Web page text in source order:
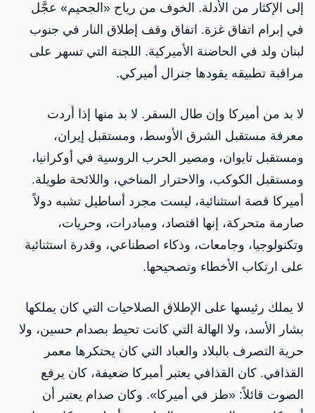
إلى الإكثار من الأدلة. الخوف من رياح «الجحيم» عجَّل
في إبرام اتفاق غزة. اتفاق وقف إطلاق النار في جنوب
لبنان ولد في الحاضنة الأميركية. اللجنة التي تسهر على
مراقبة تطبيقه يقودها جنرال أميركي.
لا بد من أميركا وإن طال السفر. لا بد منها إذا أردت
معرفة مستقبل الشرق الأوسط، ومستقبل إيران،
ومستقبل تايوان، ومصير الحرب الروسية في أوكرانيا،
ومستقبل الكوكب، والاحترار المناخي، واللائحة طويلة.
أميركا قصة استثنائية، ليست مجرد أساطيل تشبه دولاً
صارمة متحركة، إنها اقتصاد، ومبادرات، وحريات،
وتكنولوجيا، وجامعات، وذكاء اصطناعي، وقدرة استثنائية
على ارتكاب الأخطاء وتصحيحها.
لا يملك رئيسها على الإطلاق الصلاحيات التي كان يملكها
بشار الأسد، ولا الهالة التي كانت تحيط بصدام حسين، ولا
حرية التصرف بالبلاد والعباد التي كان يحتكرها معمر
القذافي. كان القذافي يعتبر أميركا ضعيفة، كان يرفع
الصوت قائلاً: «طز في أميركا». وكان صدام يعتبر أن